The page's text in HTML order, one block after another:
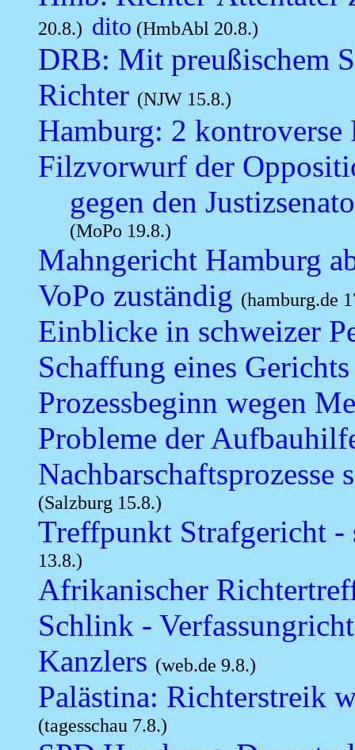
20.8.) dito (HmbAbl 20.8.)
DRB: Mit preußischem
Richter (NJW 15.8.)
Hamburg: 2 kontroverse
Filzvorwurf der
gegen den
(MoPo 19.8.)
Mahngericht Hamburg
VoPo zuständig (hamburg.de
Einblicke in schweizer
Schaffung eines Gerichts
Prozessbeginn wegen
Probleme der
(Salzburg 15.8.)
Treffpunkt Strafgericht -
13.8.)
Afrikanischer
Schlink -
Kanzlers (web.de 9.8.)
Palästina: Richterstreik
(tagesschau 7.8.)